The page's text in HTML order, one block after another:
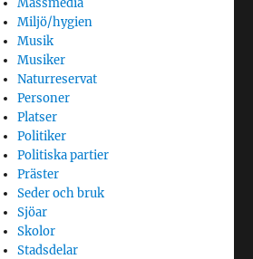
Massmedia
Miljö/hygien
Musik
Musiker
Naturreservat
Personer
Platser
Politiker
Politiska partier
Präster
Seder och bruk
Sjöar
Skolor
Stadsdelar